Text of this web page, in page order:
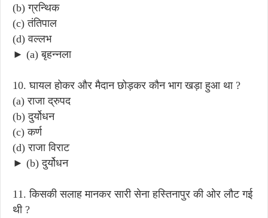
(b) ग्रन्थिक
(c) तंतिपाल
(d) वल्लभ
► (a) बृहन्नला
10. घायल होकर और मैदान छोड़कर कौन भाग खड़ा हुआ था ?
(a) राजा द्रुपद
(b) दुर्योधन
(c) कर्ण
(d) राजा विराट
► (b) दुर्योधन
11. किसकी सलाह मानकर सारी सेना हस्तिनापुर की ओर लौट गई
थी ?